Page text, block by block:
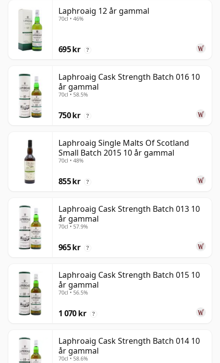
Laphroaig 12 år gammal
70cl • 46%
695 kr ?
Laphroaig Cask Strength Batch 016 10
år gammal
70cl • 58.5%
750 kr ?
Laphroaig Single Malts Of Scotland
Small Batch 2015 10 år gammal
70cl • 48%
855 kr ?
Laphroaig Cask Strength Batch 013 10
år gammal
70cl • 57.9%
965 kr ?
Laphroaig Cask Strength Batch 015 10
år gammal
70cl • 56.5%
1 070 kr ?
Laphroaig Cask Strength Batch 014 10
år gammal
70cl • 58.6%